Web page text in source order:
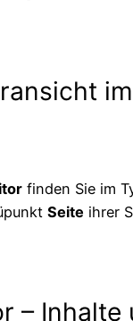
finden Sie im
Seite ihrer
– Inhalte